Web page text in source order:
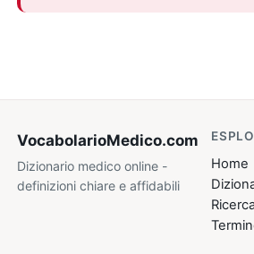
VocabolarioMedico.com
Dizionario medico online -
definizioni chiare e affidabili
Home